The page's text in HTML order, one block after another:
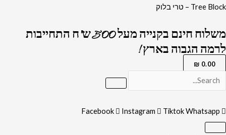
דילוג
Tree Block – טרי בלוק
משלוח חינם בקנייה מעל 500 ש"ח התחייבות
לרמה הגבוה בארץ !
0.00
₪
Facebook Instagram TiktokWhatsapp
כמות
2815
-
תמונה
על